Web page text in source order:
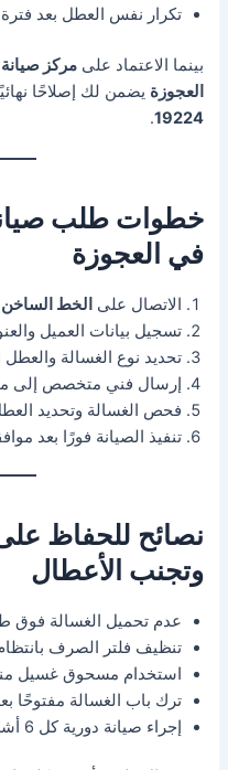
تكرار نفس العطل بعد
بينما الاعتماد علىمركز
العجوزة يضمن لك إصلاحًا
19224
.
خطوات طلب
في العجوزة
الاتصال على الخط الساخن
تسجيل بيانات العميل
تحديد نوع الغسالة والعطل
إرسال فني متخصص إلى
فحص الغسالة وتحديد
تنفيذ الصيانة فورًا بعد
نصائح للحفاظ
وتجنب الأعطال
عدم تحميل الغسالة فوق
تنظيف فلتر الصرف
استخدام مسحوق غسيل
ترك باب الغسالة مفتوحًا
إجراء صيانة دورية كل 6 أشهر